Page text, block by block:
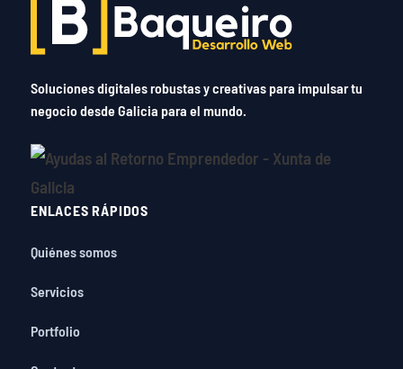
Soluciones digitales robustas y creativas para impulsar tu
negocio desde Galicia para el mundo.
ENLACES RÁPIDOS
Quiénes somos
Servicios
Portfolio